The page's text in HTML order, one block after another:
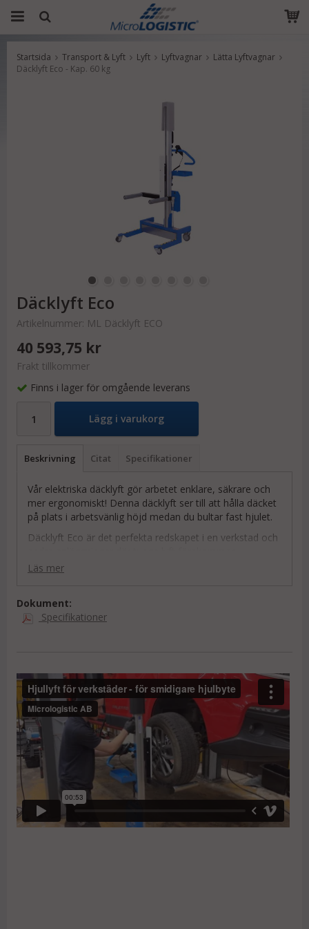
Produkten har blivit tillagd i varukorgen
Startsida Transport & Lyft Lyft Lyftvagnar
Lätta Lyftvagnar
Däcklyft Eco - Kap. 60 kg
Däcklyft Eco
Artikelnummer: ML Däcklyft ECO
40 593,75 kr
Frakt tillkommer
Finns i lager för omgående leverans
Lägg i varukorg
Beskrivning Citat Specifikationer
Vår elektriska däcklyft gör arbetet enklare, säkrare och
mer ergonomiskt! Denna däcklyft ser till att hålla däcket
på plats i arbetsvänlig höjd medan du bultar fast hjulet.
Däcklyft Eco är det perfekta redskapet i en verkstad och
Med denna däcklyft blir arbetet både enklare och mer
Ergonomiskt arbetssätt = minska arbetsskador
Avlastningshylla för bultar
Sladdlös (batteridriven)
Se videon nedan för hur man använder däcklyften.
Läs mer
Dokument:
Specifikationer